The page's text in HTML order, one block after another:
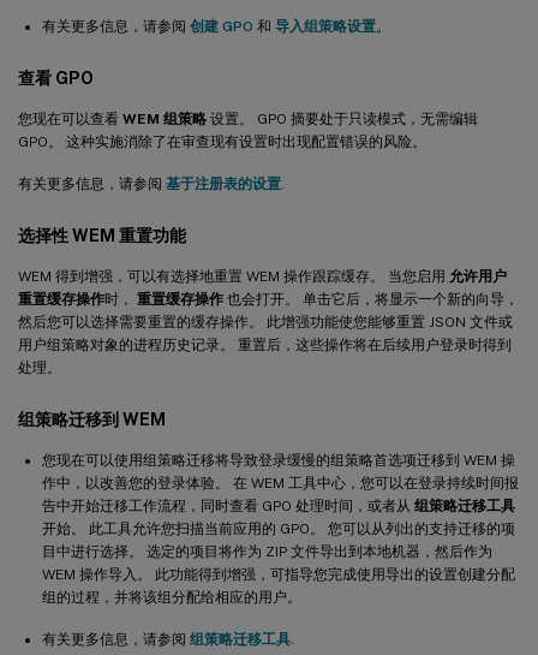
有关更多信息，请参阅 创建 GPO 和 导入组策略设置。
查看 GPO
您现在可以查看 WEM 组策略 设置。 GPO 摘要处于只读模式，无需编辑
GPO。 这种实施消除了在审查现有设置时出现配置错误的风险。
有关更多信息，请参阅 基于注册表的设置
选择性 WEM 重置功能
WEM 得到增强，可以有选择地重置 WEM 操作跟踪缓存。 当您启用 允许用户
重置缓存操作时， 重置缓存操作 也会打开。 单击它后，将显示一个新的向导，
然后您可以选择需要重置的缓存操作。 此增强功能使您能够重置 JSON 文件或
用户组策略对象的进程历史记录。 重置后，这些操作将在后续用户登录时得到
处理。
组策略迁移到 WEM
您现在可以使用组策略迁移将导致登录缓慢的组策略首选项迁移到 WEM 操
作中，以改善您的登录体验。 在 WEM 工具中心，您可以在登录持续时间报
告中开始迁移工作流程，同时查看 GPO 处理时间，或者从 组策略迁移工具
开始。 此工具允许您扫描当前应用的 GPO。 您可以从列出的支持迁移的项
目中进行选择。 选定的项目将作为 ZIP 文件导出到本地机器，然后作为
WEM 操作导入。 此功能得到增强，可指导您完成使用导出的设置创建分配
组的过程，并将该组分配给相应的用户。
有关更多信息，请参阅 组策略迁移工具